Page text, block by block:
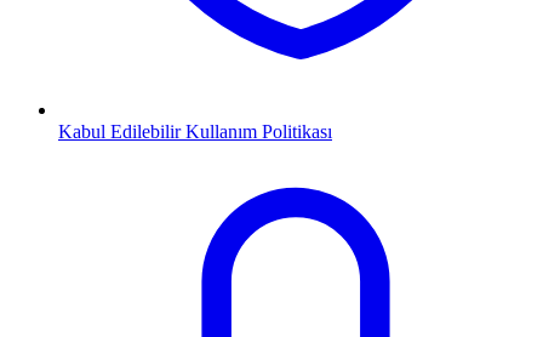
Kabul Edilebilir Kullanım Politikası